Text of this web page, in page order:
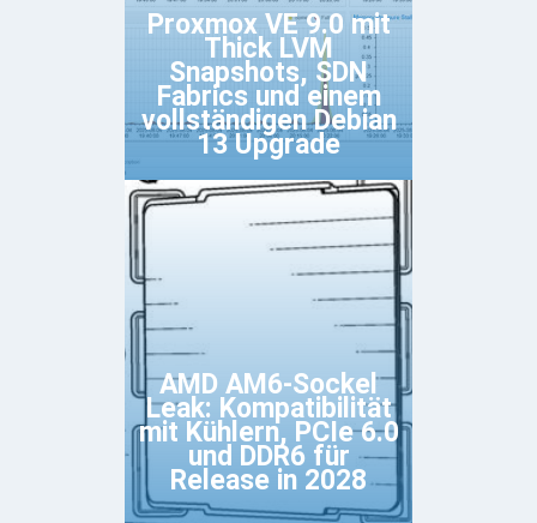
Proxmox VE 9.0 mit
Thick LVM
Snapshots, SDN
Fabrics und einem
vollständigen Debian
13 Upgrade
AMD AM6-Sockel
Leak: Kompatibilität
mit Kühlern, PCIe 6.0
und DDR6 für
Release in 2028